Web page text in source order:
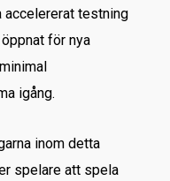
accelererat testning
för nya
igång.
inom detta
spelare att spela